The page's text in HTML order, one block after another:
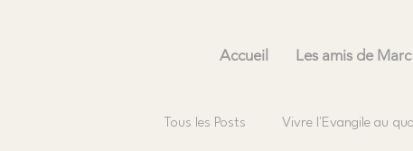
Accueil Les amis de Marc
Tous les Posts Vivre l'Evangile au